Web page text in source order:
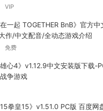
VIP
在一起 TOGETHER BnB》官方中
作/中文配音/全动态游戏介绍
免费
雄心4》v1.12.9中文安装版下载-
争游戏
拳皇15》v1.51.0 PC版 百度网